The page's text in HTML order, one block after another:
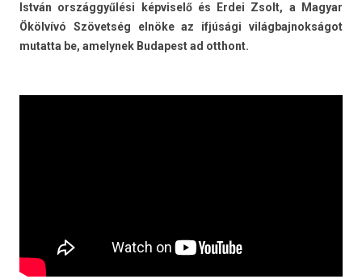
István országgyűlési kép­viselő és Erdei Zsolt, a Magyar
Ökölvívó Szövetség elnöke az ifjúsági világ­bajnok­ságot
mutat­ta be, amelynek Budapest ad otthont.